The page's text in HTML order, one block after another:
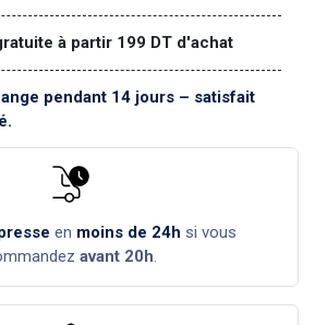
à partir 199 DT d'achat
pendant 14 jours – satisfait
en moins de 24h si vous
avant 20h.